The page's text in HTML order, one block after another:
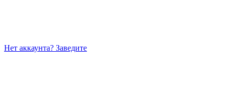
Нет аккаунта? Заведите